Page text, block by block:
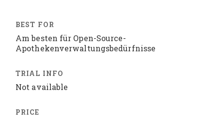
Am besten für Open-Source-
Apothekenverwaltungsbedürfnisse
Not available